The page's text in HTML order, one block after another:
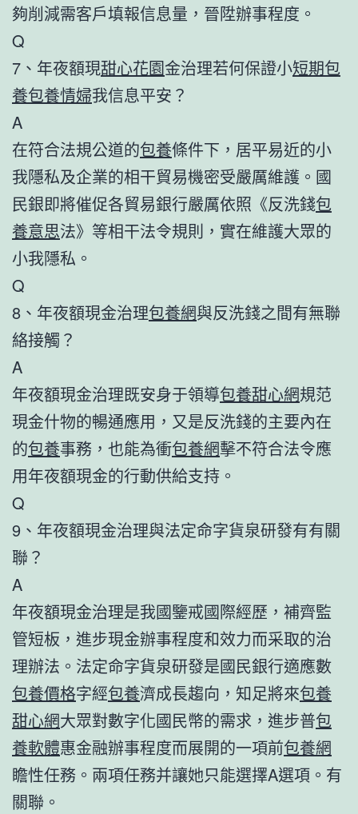
夠削減需客戶填報信息量，晉陞辦事程度。
Q
7、年夜額現甜心花園金治理若何保證小短期包
養包養情婦我信息平安？
A
在符合法規公道的包養條件下，居平易近的小
我隱私及企業的相干貿易機密受嚴厲維護。國
民銀即將催促各貿易銀行嚴厲依照《反洗錢包
養意思法》等相干法令規則，實在維護大眾的
小我隱私。
Q
8、年夜額現金治理包養網與反洗錢之間有無聯
絡接觸？
A
年夜額現金治理既安身于領導包養甜心網規范
現金什物的暢通應用，又是反洗錢的主要內在
的包養事務，也能為衝包養網擊不符合法令應
用年夜額現金的行動供給支持。
Q
9、年夜額現金治理與法定命字貨泉研發有有關
聯？
A
年夜額現金治理是我國鑒戒國際經歷，補齊監
管短板，進步現金辦事程度和效力而采取的治
理辦法。法定命字貨泉研發是國民銀行適應數
包養價格字經包養濟成長趨向，知足將來包養
甜心網大眾對數字化國民幣的需求，進步普包
養軟體惠金融辦事程度而展開的一項前包養網
瞻性任務。兩項任務并讓她只能選擇A選項。有
關聯。